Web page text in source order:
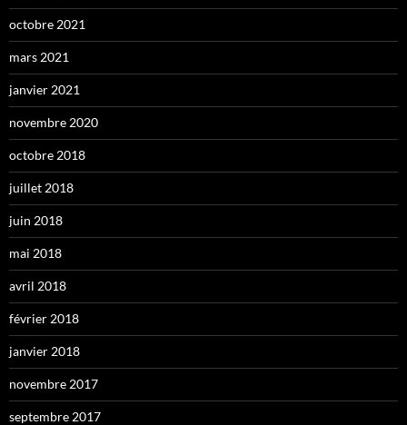
octobre 2021
mars 2021
janvier 2021
novembre 2020
octobre 2018
juillet 2018
juin 2018
mai 2018
avril 2018
février 2018
janvier 2018
novembre 2017
septembre 2017